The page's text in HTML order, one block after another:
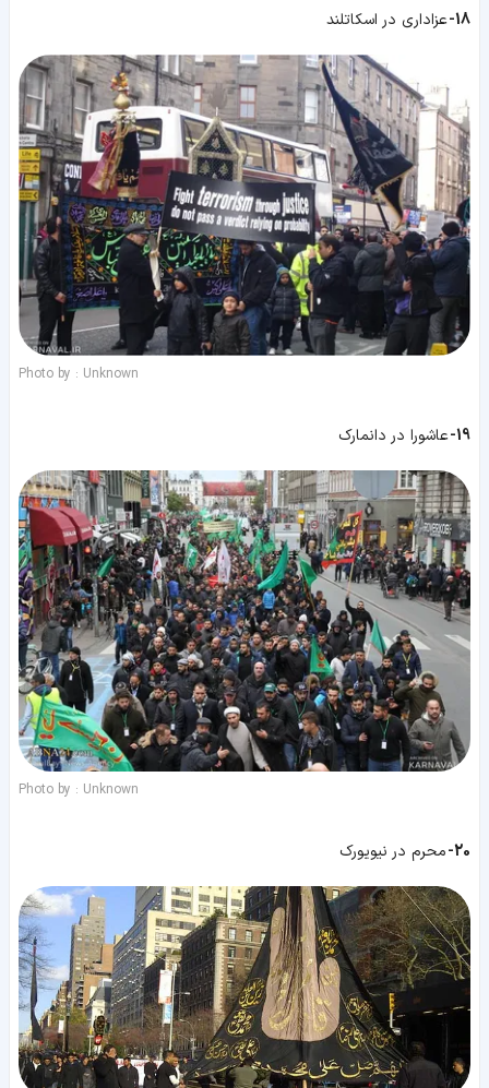
18- عزاداری در اسکاتلند
Photo by : Unknown
19- عاشورا در دانمارک
Photo by : Unknown
20- محرم در نیویورک